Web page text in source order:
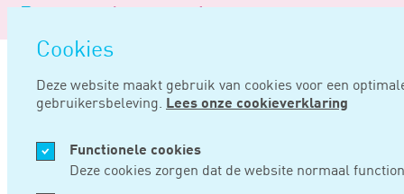
overslaan
Cookies
Deze website maakt gebruik van cookies voor een
gebruikersbeleving. Lees onze cookieverklaring
Functionele cookies
Deze cookies zorgen dat de website normaal
Logo
Noord
Negentig
APR 03, 2025